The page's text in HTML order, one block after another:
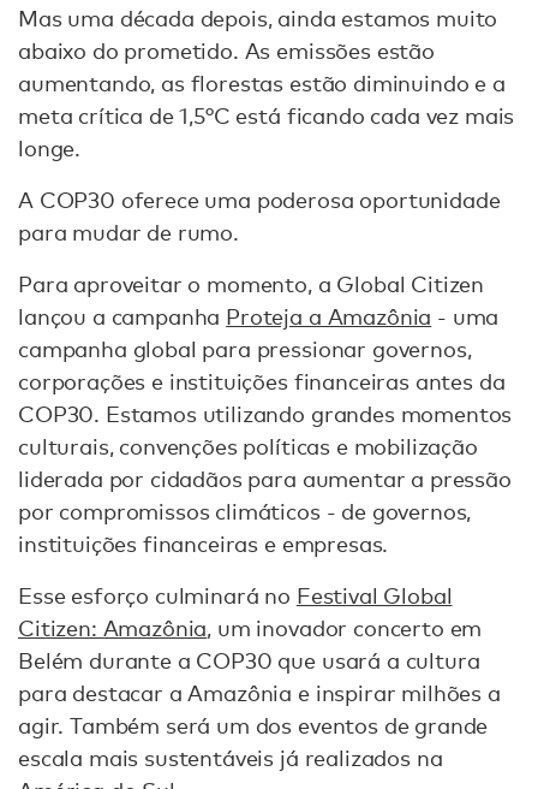
Mas uma década depois, ainda estamos muito
abaixo do prometido. As emissões estão
aumentando, as florestas estão diminuindo e a
meta crítica de 1,5°C está ficando cada vez mais
longe.
A COP30 oferece uma poderosa oportunidade
para mudar de rumo.
Para aproveitar o momento, a Global Citizen
lançou a campanha Proteja a Amazônia - uma
campanha global para pressionar governos,
corporações e instituições financeiras antes da
COP30. Estamos utilizando grandes momentos
culturais, convenções políticas e mobilização
liderada por cidadãos para aumentar a pressão
por compromissos climáticos - de governos,
instituições financeiras e empresas.
Esse esforço culminará no Festival Global
Citizen: Amazônia, um inovador concerto em
Belém durante a COP30 que usará a cultura
para destacar a Amazônia e inspirar milhões a
agir. Também será um dos eventos de grande
escala mais sustentáveis já realizados na